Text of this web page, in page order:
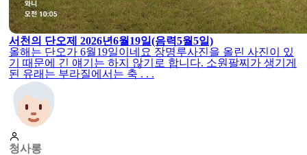
서천의 단오제 2026년6월19일(음력5월5일)
올해는 단오가 6월19일이네요 장명루사진을 올린 사진이 있
기 때문에 긴 얘기는 하지 않기로 합니다. 소원팔찌가 생기게
된 유래는 부라질에서는 축 . . .
청사롱